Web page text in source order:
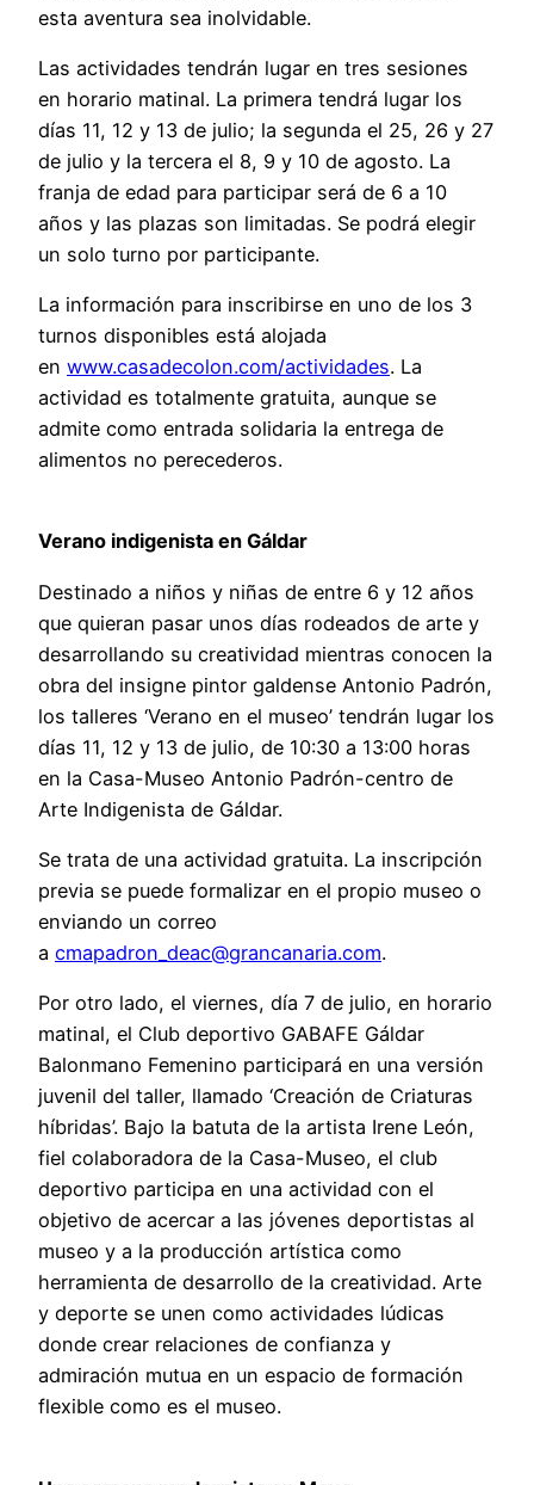
esta aventura sea inolvidable.
Las actividades tendrán lugar en tres sesiones
en horario matinal. La primera tendrá lugar los
días 11, 12 y 13 de julio; la segunda el 25, 26 y 27
de julio y la tercera el 8, 9 y 10 de agosto. La
franja de edad para participar será de 6 a 10
años y las plazas son limitadas. Se podrá elegir
un solo turno por participante.
La información para inscribirse en uno de los 3
turnos disponibles está alojada
en www.casadecolon.com/actividades. La
actividad es totalmente gratuita, aunque se
admite como entrada solidaria la entrega de
alimentos no perecederos.
Verano indigenista en Gáldar
Destinado a niños y niñas de entre 6 y 12 años
que quieran pasar unos días rodeados de arte y
desarrollando su creatividad mientras conocen la
obra del insigne pintor galdense Antonio Padrón,
los talleres ‘Verano en el museo’ tendrán lugar los
días 11, 12 y 13 de julio, de 10:30 a 13:00 horas
en la Casa-Museo Antonio Padrón-centro de
Arte Indigenista de Gáldar.
Se trata de una actividad gratuita. La inscripción
previa se puede formalizar en el propio museo o
enviando un correo
a cmapadron_deac@grancanaria.com.
Por otro lado, el viernes, día 7 de julio, en horario
matinal, el Club deportivo GABAFE Gáldar
Balonmano Femenino participará en una versión
juvenil del taller, llamado ‘Creación de Criaturas
híbridas’. Bajo la batuta de la artista Irene León,
fiel colaboradora de la Casa-Museo, el club
deportivo participa en una actividad con el
objetivo de acercar a las jóvenes deportistas al
museo y a la producción artística como
herramienta de desarrollo de la creatividad. Arte
y deporte se unen como actividades lúdicas
donde crear relaciones de confianza y
admiración mutua en un espacio de formación
flexible como es el museo.